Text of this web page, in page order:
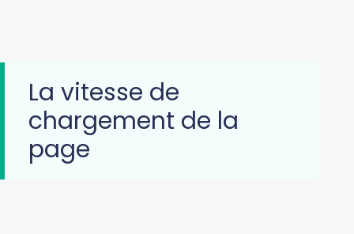
La vitesse de
chargement de la
page